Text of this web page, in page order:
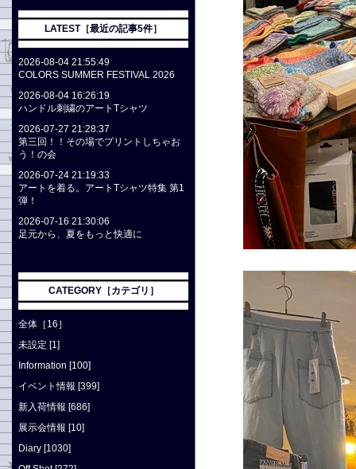
LATEST［最近の記事5件］
2026-08-04 21:55:49
COLORS SUMMER FESTIVAL 2026
2026-08-04 16:26:19
ハンドル刺繍のアートTシャツ
2026-07-27 21:28:37
第三回！！その場でプリントしちゃお
う！の会
2026-07-24 21:19:33
アートを着る。アートTシャツ特集 第1
弾！
2026-07-16 21:30:06
足元から、夏をもっと快適に
CATEGORY［カテゴリ］
全体［16］
未設定 [1]
Information [100]
イベント情報 [399]
新入荷情報 [686]
展示会情報 [10]
Diary [1030]